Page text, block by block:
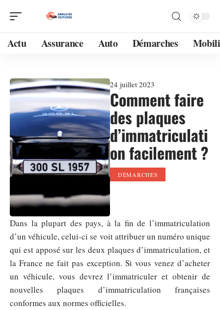
Actu Assurance Auto Démarches
24 juillet 2023
Comment faire
des plaques
d’immatriculati
on facilement ?
DÉMARCHES
Dans la plupart des pays, à la fin de l’immatriculation
d’un véhicule, celui-ci se voit attribuer un numéro unique
qui est apposé sur les deux plaques d’immatriculation, et
la France ne fait pas exception. Si vous venez d’acheter
un véhicule, vous devrez l’immatriculer et obtenir de
nouvelles plaques d’immatriculation françaises
conformes aux normes officielles.